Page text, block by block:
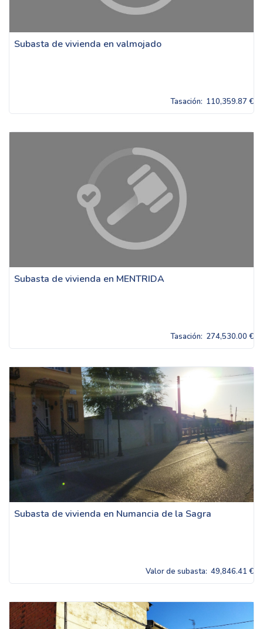
Subasta de vivienda en valmojado
Tasación: 110,359.87 €
Subasta de vivienda en MENTRIDA
Tasación: 274,530.00 €
Subasta de vivienda en Numancia de la Sagra
Valor de subasta: 49,846.41 €